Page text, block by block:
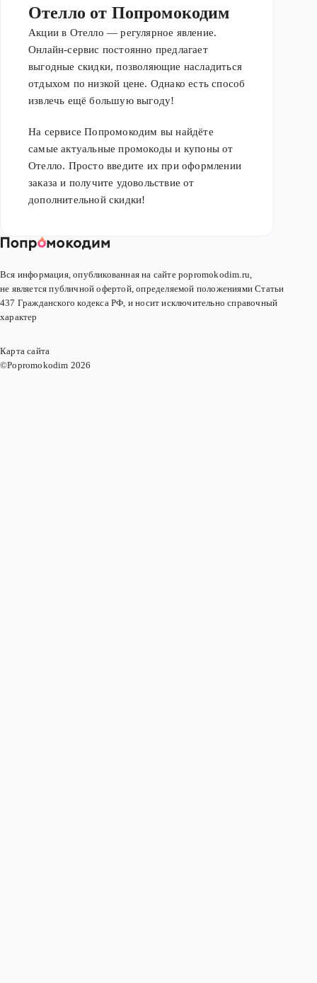
Отелло от Попромокодим
Акции в Отелло — регулярное явление.
Онлайн-сервис постоянно предлагает
выгодные скидки, позволяющие насладиться
отдыхом по низкой цене. Однако есть способ
извлечь ещё большую выгоду!
На сервисе Попромокодим вы найдёте
самые актуальные промокоды и купоны от
Отелло. Просто введите их при оформлении
заказа и получите удовольствие от
дополнительной скидки!
©Popromokodim 2026
Карта сайта
Вся информация, опубликованная на сайте popromokodim.ru,
не является публичной офертой, определяемой положениями Статьи
437 Гражданского кодекса РФ, и носит исключительно справочный
характер